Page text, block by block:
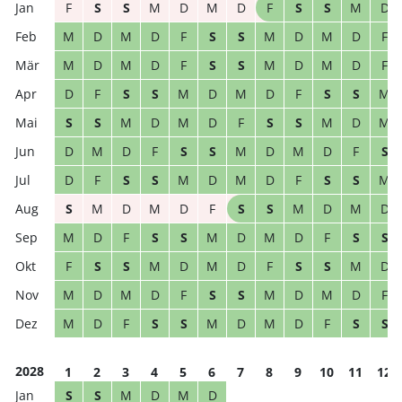
F
S S M D M D F S S M
D
M
D M D F S S M D M D
F
M
D M D F S S M D M D
F
D
F S S M D M D F S S
M
S
S M D M D F S S M D
M
D
M D F S S M D M D F
S
D
F S S M D M D F S S
M
S
M D M D F S S M D M
D
M
D F S S M D M D F S
S
F
S S M D M D F S S M
D
M
D M D F S S M D M D
F
M
D F S S M D M D F S S
2028 1 2 3 4 5 6 7 8 9 10 11
12
S
S M D M D